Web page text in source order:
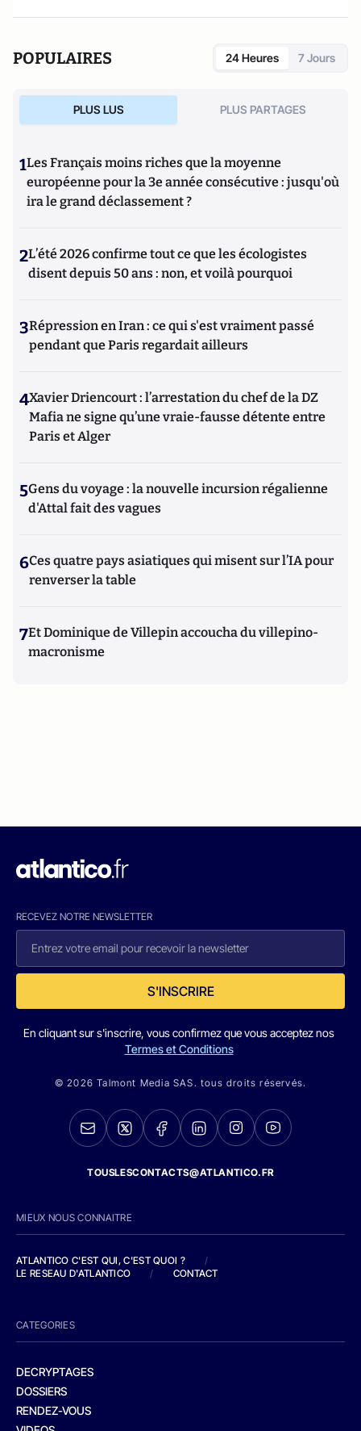
POPULAIRES 24 Heures 7 Jours
PLUS LUS PLUS PARTAGES
1Les Français moins riches que la moyenne
européenne pour la 3e année consécutive : jusqu'où
ira le grand déclassement ?
2L’été 2026 confirme tout ce que les écologistes
disent depuis 50 ans : non, et voilà pourquoi
3Répression en Iran : ce qui s'est vraiment passé
pendant que Paris regardait ailleurs
4Xavier Driencourt : l’arrestation du chef de la DZ
Mafia ne signe qu’une vraie-fausse détente entre
Paris et Alger
5Gens du voyage : la nouvelle incursion régalienne
d'Attal fait des vagues
6Ces quatre pays asiatiques qui misent sur l’IA pour
renverser la table
7Et Dominique de Villepin accoucha du villepino-
macronisme
RECEVEZ NOTRE NEWSLETTER
S'INSCRIRE
En cliquant sur s'inscrire, vous confirmez que vous acceptez nos
Termes et Conditions
© 2026 Talmont Media SAS. tous droits réservés.
TOUSLESCONTACTS@ATLANTICO.FR
MIEUX NOUS CONNAITRE
ATLANTICO C'EST QUI, C'EST QUOI ?
/
LE RESEAU D'ATLANTICO
/ CONTACT
CATEGORIES
DECRYPTAGES
DOSSIERS
RENDEZ-VOUS